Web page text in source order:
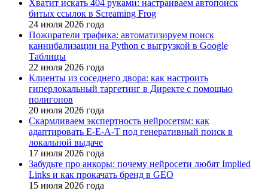
Хватит искать 404 руками: настраиваем автопоиск
битых ссылок в Screaming Frog
24 июля 2026 года
Пожиратели трафика: автоматизируем поиск
каннибализации на Python с выгрузкой в Google
Таблицы
22 июля 2026 года
Клиенты из соседнего двора: как настроить
гиперлокальный таргетинг в Директе с помощью
полигонов
20 июля 2026 года
Скармливаем экспертность нейросетям: как
адаптировать E-E-A-T под генеративный поиск в
локальной выдаче
17 июля 2026 года
Забудьте про анкоры: почему нейросети любят Implied
Links и как прокачать бренд в GEO
15 июля 2026 года